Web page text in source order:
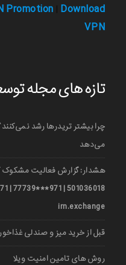
Promotion Download
VPN
تازه های مجله
می‌دهد
هشدار: گزارش فعالیت مشکوک
irn.exchange
قبل از خرید میز و صندلی
روش های تامین امنیت ویلا